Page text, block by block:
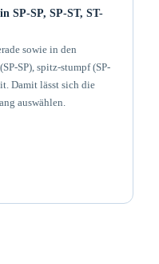
SP-SP, SP-ST, ST-
sowie in den
SP), spitz-stumpf (SP-
Damit lässt sich die
auswählen.